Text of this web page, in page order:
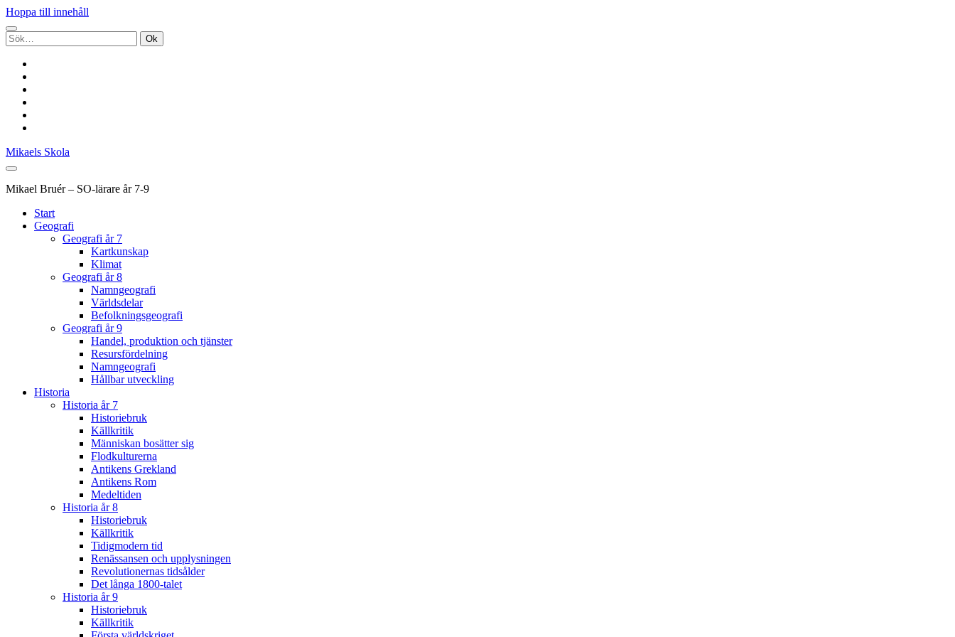
Hoppa till innehåll
Sök
efter:
Mikaels Skola
Mikael Bruér – SO-lärare år 7-9
Start
Geografi
Geografi år 7
Kartkunskap
Klimat
Geografi år 8
Namngeografi
Världsdelar
Befolkningsgeografi
Geografi år 9
Handel, produktion och tjänster
Resursfördelning
Namngeografi
Hållbar utveckling
Historia
Historia år 7
Historiebruk
Källkritik
Människan bosätter sig
Flodkulturerna
Antikens Grekland
Antikens Rom
Medeltiden
Historia år 8
Historiebruk
Källkritik
Tidigmodern tid
Renässansen och upplysningen
Revolutionernas tidsålder
Det långa 1800-talet
Historia år 9
Historiebruk
Källkritik